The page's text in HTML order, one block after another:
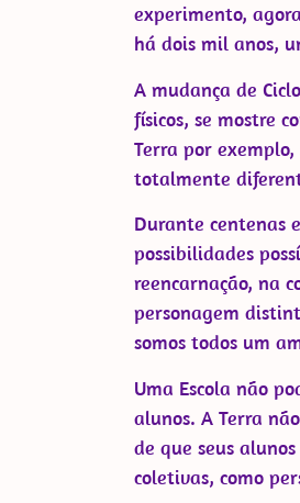
experimento,
há dois mil anos,
A mudança de
físicos, se mostre
Terra por
totalmente
Durante centenas
possibilidades
reencarnação, na
personagem
somos todos um
Uma Escola não
alunos. A Terra
de que seus
coletivas, como